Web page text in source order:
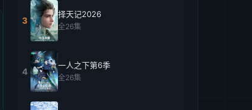
3
择天记2026
全26集
4
一人之下第6季
全26集